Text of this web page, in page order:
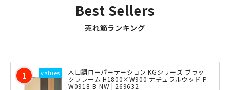
Best Sellers
売れ筋ランキング
木目調ローパーテーション KGシリーズ ブラッ
クフレーム H1800×W900 ナチュラルウッド P
W0918-B-NW | 269632